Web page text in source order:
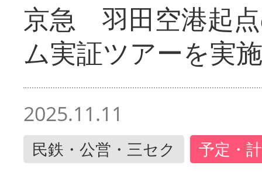
京急 羽田空港起
ム実証ツアーを実施
2025.11.11
民鉄・公営・三セク 予定・